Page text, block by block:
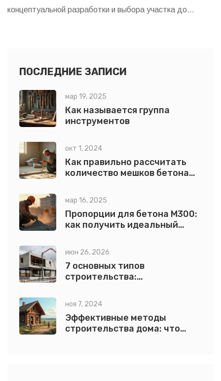
концептуальной разработки и выбора участка до
сэкономить время и средства. Читатели также узнают о
и как грамотно выбирать подрядчиков.
ПОСЛЕДНИЕ ЗАПИСИ
мар 19, 2025
Как называется группа
инструментов
окт 1, 2024
Как правильно рассчитать
количество мешков бетона
мар 16, 2025
Пропорции для бетона М300:
как получить идеальный
июн 26, 2026
7 основных типов
строительства:
технологии возведения
зданий
ноя 7, 2024
Эффективные методы
строительства дома: что